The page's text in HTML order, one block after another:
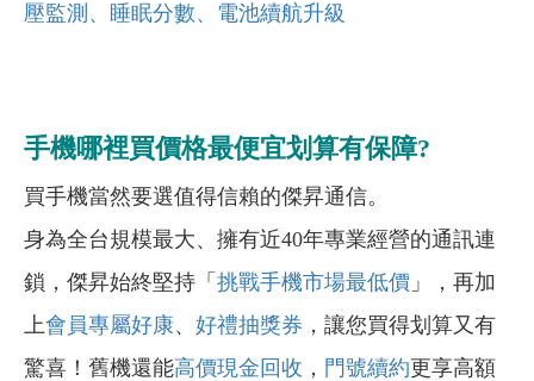
壓監測、睡眠分數、電池續航升級
手機哪裡買價格最便宜划算有保障?
買手機當然要選值得信賴的傑昇通信。
身為全台規模最大、擁有近40年專業經營的通訊連
鎖，傑昇始終堅持「 挑戰手機市場最低價 」，再加
上會員專屬好康、 好禮抽獎券 ，讓您買得划算又有
驚喜！舊機還能高價現金回收 ， 門號續約更享高額